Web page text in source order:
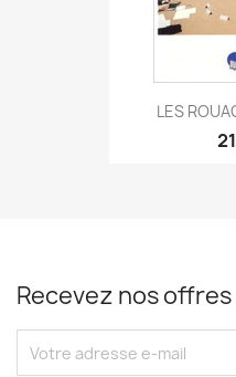
LES
Recevez nos